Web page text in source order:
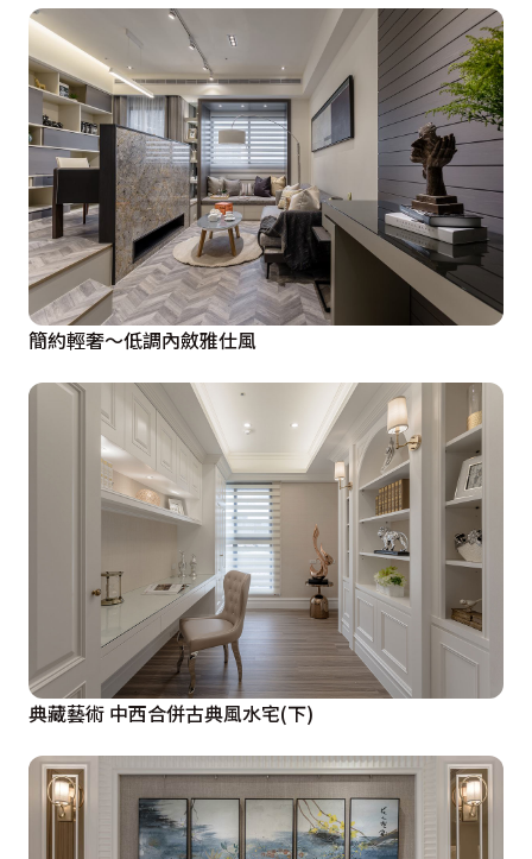
簡約輕奢～低調內斂雅仕風
典藏藝術 中西合併古典風水宅(下)